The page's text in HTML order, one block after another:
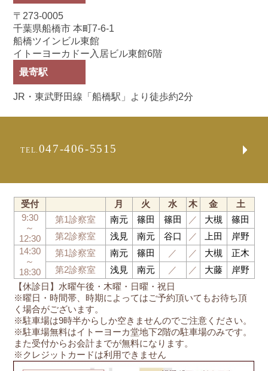
〒273-0005
千葉県船橋市 本町7-6-1
船橋ツインビル東館
イトーヨーカドー入居ビル東館6階
最寄駅
JR・東武野田線「船橋駅」より徒歩約2分
TEL. 047-406-5515
【休診日】水曜午後・木曜・日曜・祝日
※曜日・時間帯、時期によってはご予約頂いてもお待ち頂
く場合がございます。
※駐車場は9時半からしか空きませんのでご注意ください。
※駐車場無料はイトーヨーカ堂地下2階の駐車場のみです。
また受付からお会計までが無料になります。
※クレジットカードは利用できません
受付 月 火 水 木 金
土
9:30
～
12:30
第1診察室 南元 篠田 篠田 ／ 大槻
篠田
第2診察室
浅見 南元 谷口 ／ 上田
岸野
14:30
～
18:30
第1診察室 南元 篠田 ／ ／ 大槻
正木
第2診察室
浅見 南元 ／ ／ 大藤 岸野